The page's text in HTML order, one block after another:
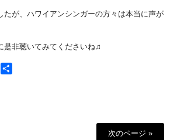
たが、ハワイアンシンガーの方々は本当に声が
是非聴いてみてくださいね♫
Pinterest
次のページ »